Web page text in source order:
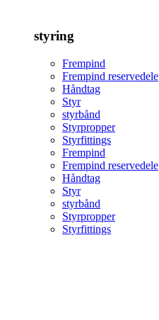
styring
Frempind
Frempind reservedele
Håndtag
Styr
styrbånd
Styrpropper
Styrfittings
Frempind
Frempind reservedele
Håndtag
Styr
styrbånd
Styrpropper
Styrfittings